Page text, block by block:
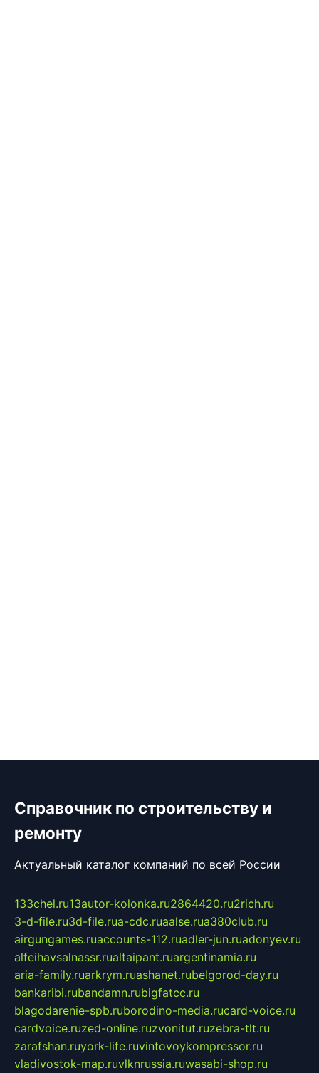
Справочник по строительству и
ремонту
Актуальный каталог компаний по всей России
133chel.ru13autor-kolonka.ru2864420.ru2rich.ru
3-d-file.ru3d-file.rua-cdc.ruaalse.rua380club.ru
airgungames.ruaccounts-112.ruadler-jun.ruadonyev.ru
alfeihavsalnassr.rualtaipant.ruargentinamia.ru
aria-family.ruarkrym.ruashanet.rubelgorod-day.ru
bankaribi.rubandamn.rubigfatcc.ru
blagodarenie-spb.ruborodino-media.rucard-voice.ru
cardvoice.ruzed-online.ruzvonitut.ruzebra-tlt.ru
zarafshan.ruyork-life.ruvintovoykompressor.ru
vladivostok-map.ruvlknrussia.ruwasabi-shop.ru